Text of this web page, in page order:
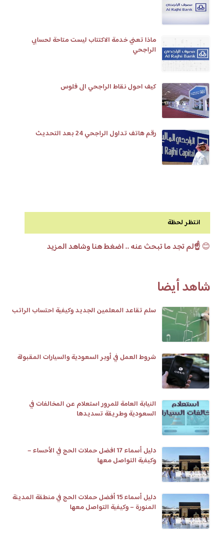
ماذا تعني خدمة الاكتتاب ليست متاحة لحسابي
الراجحي
كيف احول نقاط الراجحي الى فلوس
رقم هاتف تداول الراجحي 24 بعد التحديث
انتظر لحظة
😊☝️لم تجد ما تبحث عنه .. اضغط هنا وشاهد المزيد
شاهد أيضا
سلم تقاعد المعلمين الجديد وكيفية احتساب الراتب
شروط العمل في أوبر السعودية والسيارات المقبولة
النيابة العامة للمرور استعلام عن المخالفات في
السعودية وطريقة تسديدها
دليل أسماء 17 افضل حملات الحج في الأحساء –
وكيفية التواصل معها
دليل أسماء 15 أفضل حملات الحج في منطقة المدينة
المنورة – وكيفية التواصل معها